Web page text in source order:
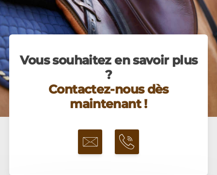
Vous souhaitez en savoir plus
?
Contactez-nous dès
maintenant !